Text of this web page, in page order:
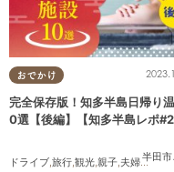
おでかけ
,
完全保存版！知多半島日帰り
0選【後編】【知多半島レポ
ドライブ 旅行 観光 親子 夫婦,家族,